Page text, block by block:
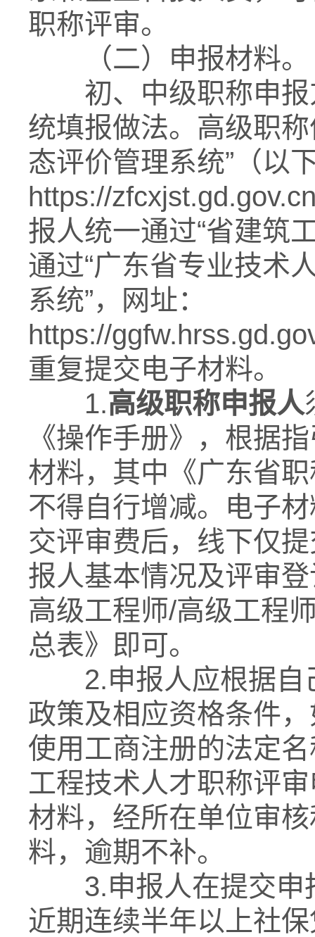
职称评审。
（二）申报材料。
初、中级职称申报
统填报做法。高级职
态评价管理系统”（以
https://
报人统一通过“省建筑
通过“广东省专业技术
系统”，网址：
https://
重复提交电子材料。
1.高级职称申报人
《操作手册》，根据
材料，其中《广东省
不得自行增减。电子
交评审费后，线下仅
报人基本情况及评审
高级工程师/高级工程
总表》即可。
2.申报人应根据自
政策及相应资格条件
使用工商注册的法定
工程技术人才职称评
材料，经所在单位审
料，逾期不补。
3.申报人在提交申
近期连续半年以上社